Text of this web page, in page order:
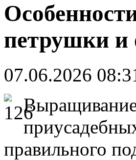
петрушки и
07.06.2026
правильного